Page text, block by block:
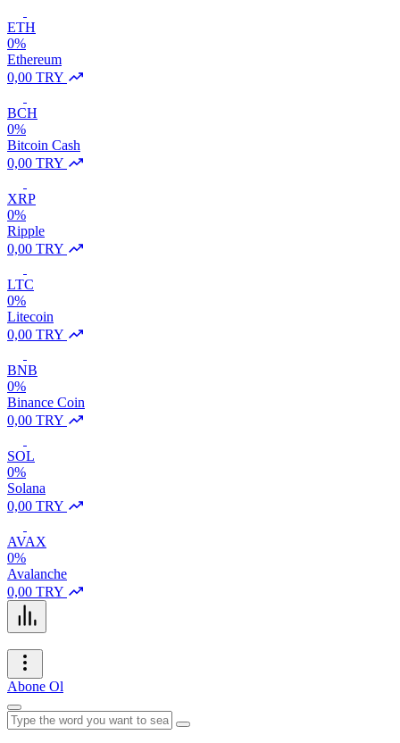
ETH
0%
Ethereum
0,00 TRY
BCH
0%
Bitcoin Cash
0,00 TRY
XRP
0%
Ripple
0,00 TRY
LTC
0%
Litecoin
0,00 TRY
BNB
0%
Binance Coin
0,00 TRY
SOL
0%
Solana
0,00 TRY
AVAX
0%
Avalanche
0,00 TRY
Abone Ol